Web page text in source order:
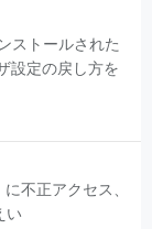
ストールされた
設定の戻し方を
不正アクセス、
い